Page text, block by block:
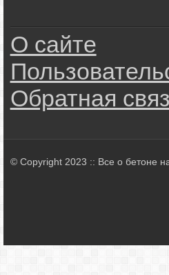
О сайте
Обратная
© Copyright 2023 :: Все о бетоне